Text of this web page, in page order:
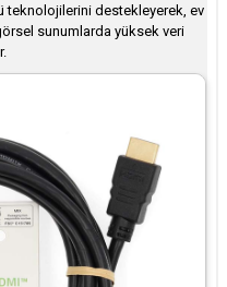
teknolojilerini destekleyerek, ev
sunumlarda yüksek veri